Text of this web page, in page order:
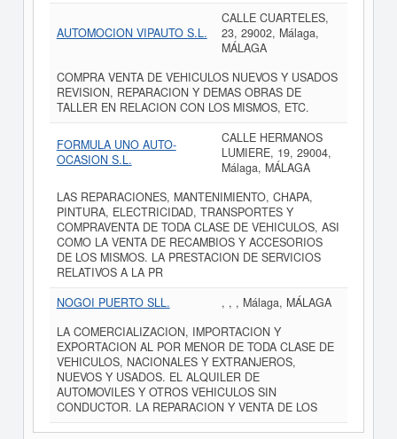
AUTOMOCION VIPAUTO S.L.
CALLE CUARTELES,
23, 29002, Málaga,
MÁLAGA
COMPRA VENTA DE VEHICULOS NUEVOS Y USADOS
REVISION, REPARACION Y DEMAS OBRAS DE
TALLER EN RELACION CON LOS MISMOS, ETC.
FORMULA UNO AUTO-
OCASION S.L.
CALLE HERMANOS
LUMIERE, 19, 29004,
Málaga, MÁLAGA
LAS REPARACIONES, MANTENIMIENTO, CHAPA,
PINTURA, ELECTRICIDAD, TRANSPORTES Y
COMPRAVENTA DE TODA CLASE DE VEHICULOS, ASI
COMO LA VENTA DE RECAMBIOS Y ACCESORIOS
DE LOS MISMOS. LA PRESTACION DE SERVICIOS
RELATIVOS A LA PR
NOGOI PUERTO SLL.
, , , Málaga, MÁLAGA
LA COMERCIALIZACION, IMPORTACION Y
EXPORTACION AL POR MENOR DE TODA CLASE DE
VEHICULOS, NACIONALES Y EXTRANJEROS,
NUEVOS Y USADOS. EL ALQUILER DE
AUTOMOVILES Y OTROS VEHICULOS SIN
CONDUCTOR. LA REPARACION Y VENTA DE LOS